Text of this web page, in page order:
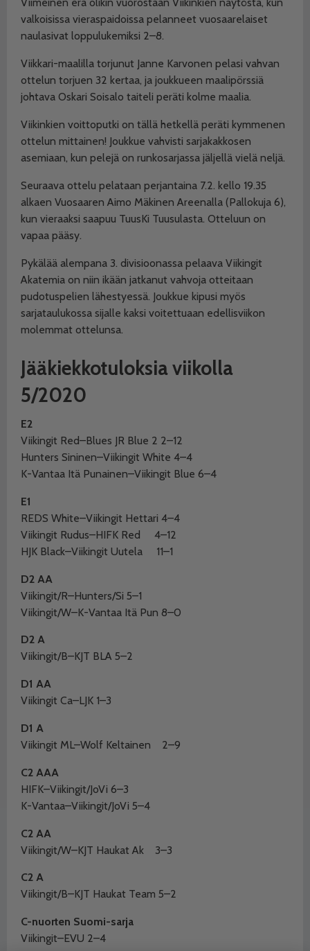
valkoisissa vieraspaidoissa pelanneet vuosaarelaiset
naulasivat loppulukemiksi 2–8.
Viikkari-maalilla torjunut Janne Karvonen pelasi vahvan
ottelun torjuen 32 kertaa, ja joukkueen maalipörssiä
johtava Oskari Soisalo taiteli peräti kolme maalia.
Viikinkien voittoputki on tällä hetkellä peräti kymmenen
ottelun mittainen! Joukkue vahvisti sarjakakkosen
asemiaan, kun pelejä on runkosarjassa jäljellä vielä neljä.
Seuraava ottelu pelataan perjantaina 7.2. kello 19.35
alkaen Vuosaaren Aimo Mäkinen Areenalla (Pallokuja 6),
kun vieraaksi saapuu TuusKi Tuusulasta. Otteluun on
vapaa pääsy.
Pykälää alempana 3. divisioonassa pelaava Viikingit
Akatemia on niin ikään jatkanut vahvoja otteitaan
pudotuspelien lähestyessä. Joukkue kipusi myös
sarjataulukossa sijalle kaksi voitettuaan edellisviikon
molemmat ottelunsa.
Jääkiekkotuloksia viikolla
5/2020
E2
Viikingit Red–Blues JR Blue 2 2–12
Hunters Sininen–Viikingit White 4–4
K-Vantaa Itä Punainen–Viikingit Blue 6–4
E1
REDS White–Viikingit Hettari 4–4
Viikingit Rudus–HIFK Red
4–12
HJK Black–Viikingit Uutela
11–1
D2 AA
Viikingit/R–Hunters/Si 5–1
Viikingit/W–K-Vantaa Itä Pun 8–0
D2 A
Viikingit/B–KJT BLA 5–2
D1 AA
Viikingit Ca–LJK 1–3
D1 A
Viikingit ML–Wolf Keltainen
2–9
C2 AAA
HIFK–Viikingit/JoVi 6–3
K-Vantaa–Viikingit/JoVi 5–4
C2 AA
Viikingit/W–KJT Haukat Ak
3–3
C2 A
Viikingit/B–KJT Haukat Team 5–2
C-nuorten Suomi-sarja
Viikingit–EVU 2–4